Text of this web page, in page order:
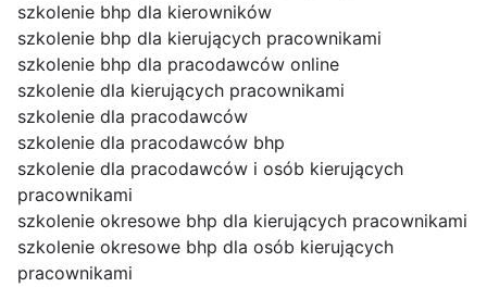
szkolenie bhp dla kierowników
szkolenie bhp dla kierujących pracownikami
szkolenie bhp dla pracodawców online
szkolenie dla kierujących pracownikami
szkolenie dla pracodawców
szkolenie dla pracodawców bhp
szkolenie dla pracodawców i osób kierujących
pracownikami
szkolenie okresowe bhp dla kierujących pracownikami
szkolenie okresowe bhp dla osób kierujących
pracownikami